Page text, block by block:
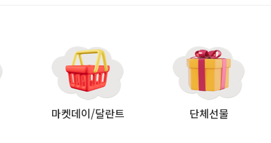
마켓데이/달란트 단체선물